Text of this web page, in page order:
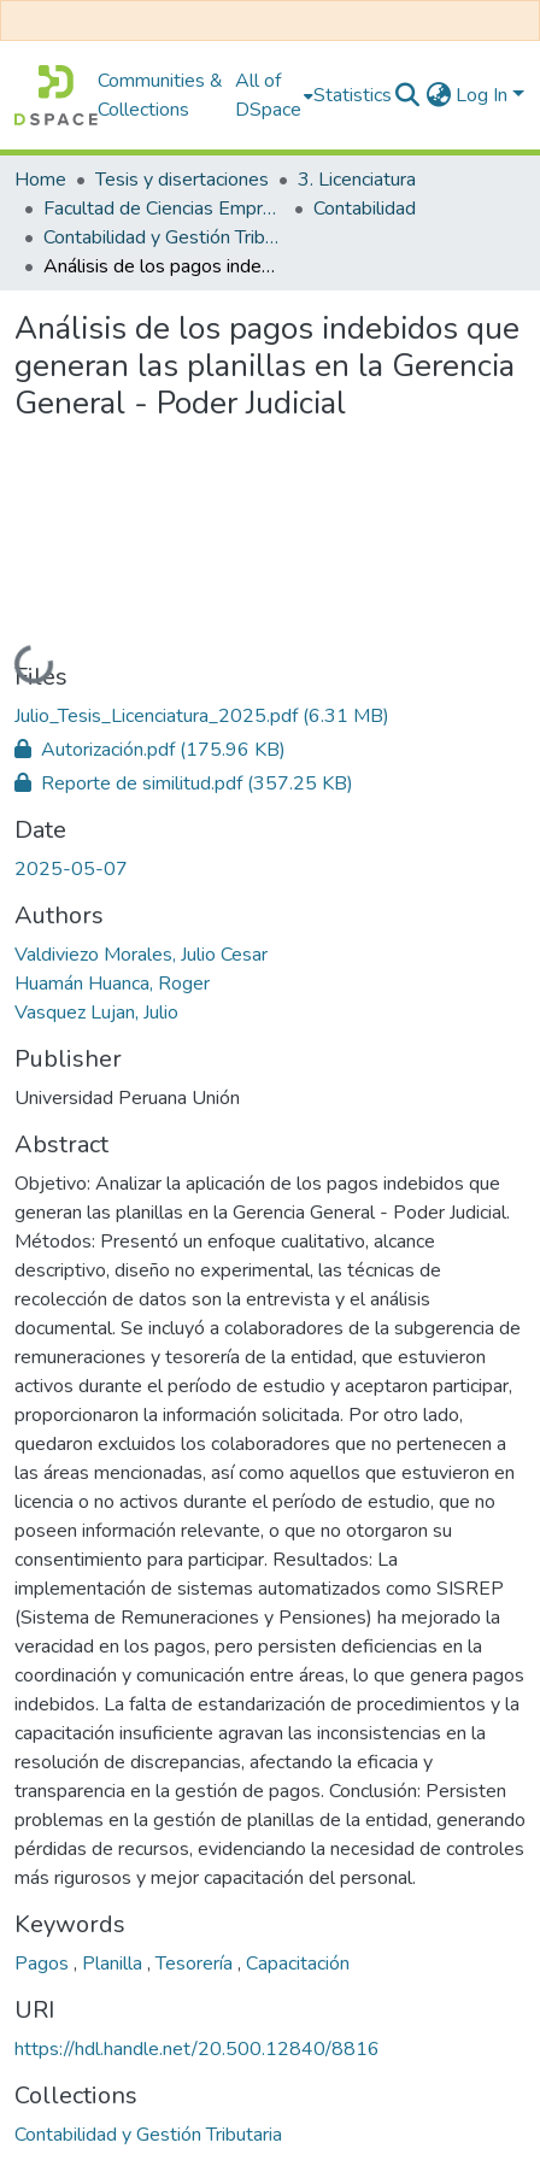
Communities &
Collections
All of
DSpace
Statistics Log In
Home Tesis y disertaciones
3. Licenciatura
Facultad de Ciencias Empresariales
Contabilidad
Contabilidad y Gestión Tributaria
Análisis de los pagos indebidos que generan las planillas en la Gerencia General - Poder Judicial
Análisis de los pagos indebidos que
generan las planillas en la Gerencia
General - Poder Judicial
Loading...
Files
Julio_Tesis_Licenciatura_2025.pdf(6.31 MB)
Autorización.pdf(175.96 KB)
Reporte de similitud.pdf(357.25 KB)
Date
2025-05-07
Authors
Valdiviezo Morales, Julio Cesar
Huamán Huanca, Roger
Vasquez Lujan, Julio
Publisher
Universidad Peruana Unión
Abstract
Objetivo: Analizar la aplicación de los pagos indebidos que
generan las planillas en la Gerencia General - Poder Judicial.
Métodos: Presentó un enfoque cualitativo, alcance
descriptivo, diseño no experimental, las técnicas de
recolección de datos son la entrevista y el análisis
documental. Se incluyó a colaboradores de la subgerencia de
remuneraciones y tesorería de la entidad, que estuvieron
activos durante el período de estudio y aceptaron participar,
proporcionaron la información solicitada. Por otro lado,
quedaron excluidos los colaboradores que no pertenecen a
las áreas mencionadas, así como aquellos que estuvieron en
licencia o no activos durante el período de estudio, que no
poseen información relevante, o que no otorgaron su
consentimiento para participar. Resultados: La
implementación de sistemas automatizados como SISREP
(Sistema de Remuneraciones y Pensiones) ha mejorado la
veracidad en los pagos, pero persisten deficiencias en la
coordinación y comunicación entre áreas, lo que genera pagos
indebidos. La falta de estandarización de procedimientos y la
capacitación insuficiente agravan las inconsistencias en la
resolución de discrepancias, afectando la eficacia y
transparencia en la gestión de pagos. Conclusión: Persisten
problemas en la gestión de planillas de la entidad, generando
pérdidas de recursos, evidenciando la necesidad de controles
más rigurosos y mejor capacitación del personal.
Keywords
Pagos , Planilla ,Tesorería , Capacitación
URI
https://hdl.handle.net/20.500.12840/8816
Collections
Contabilidad y Gestión Tributaria